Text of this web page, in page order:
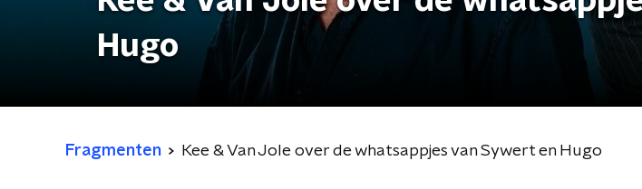
Hugo
Fragmenten Kee & Van Jole over de whatsappjes van Sywert en Hugo